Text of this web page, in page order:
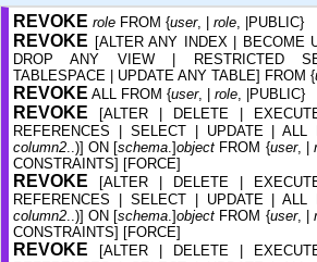
REVOKE role FROM {user, | role, |PUBLIC}
REVOKE [ALTER ANY INDEX | BECOME
DROP ANY VIEW | RESTRICTED
TABLESPACE | UPDATE ANY TABLE] FROM {
REVOKE ALL FROM {user, | role, |PUBLIC}
REVOKE [ALTER | DELETE |
REFERENCES | SELECT | UPDATE | ALL
column2..)] ON [schema.]object FROM {user, |
CONSTRAINTS] [FORCE]
REVOKE [ALTER | DELETE |
REFERENCES | SELECT | UPDATE | ALL
column2..)] ON [schema.]object FROM {user, |
CONSTRAINTS] [FORCE]
REVOKE [ALTER | DELETE |